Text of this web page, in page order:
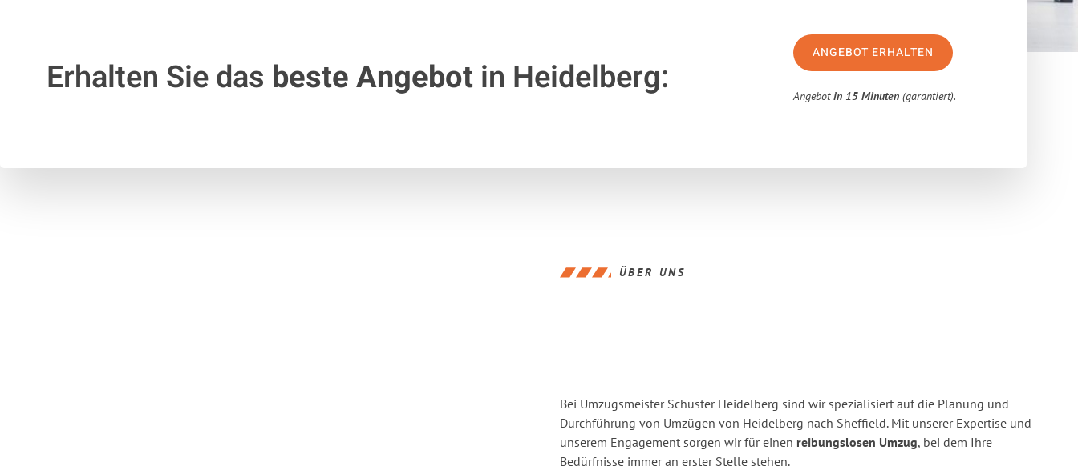
Erhalten Sie das beste Angebotin Heidelberg:
ANGEBOT ERHALTEN
Angebotin 15 Minuten (garantiert).
ÜBER UNS
Bei Umzugsmeister Schuster Heidelberg sind wir spezialisiert auf die Planung und
Durchführung von Umzügen von Heidelberg nach Sheffield. Mit unserer Expertise und
unserem Engagement sorgen wir für einen reibungslosen Umzug, bei dem Ihre
Bedürfnisse immer an erster Stelle stehen.